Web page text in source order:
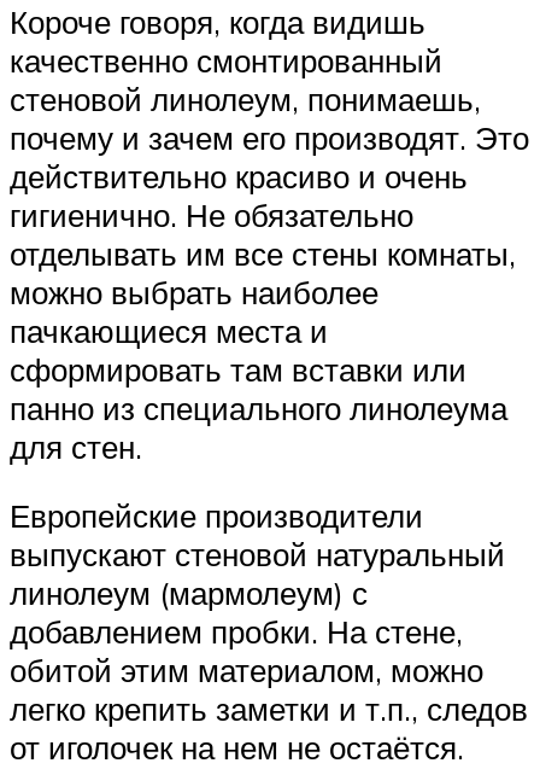
Короче говоря, когда видишь
качественно смонтированный
стеновой линолеум, понимаешь,
почему и зачем его производят. Это
действительно красиво и очень
гигиенично. Не обязательно
отделывать им все стены комнаты,
можно выбрать наиболее
пачкающиеся места и
сформировать там вставки или
панно из специального линолеума
для стен.
Европейские производители
выпускают стеновой натуральный
линолеум (мармолеум) с
добавлением пробки. На стене,
обитой этим материалом, можно
легко крепить заметки и т.п., следов
от иголочек на нем не остаётся.